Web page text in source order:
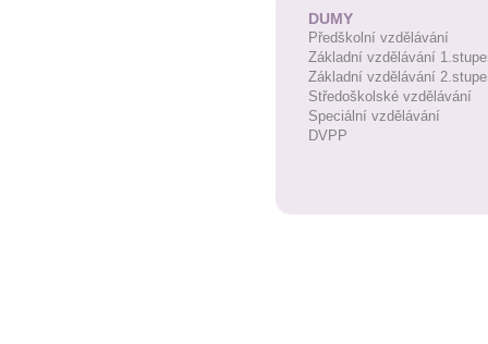
DUMY
Předškolní vzdělávání
Základní vzdělávání
Základní vzdělávání
Středoškolské vzdělávání
Speciální vzdělávání
DVPP